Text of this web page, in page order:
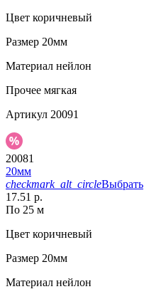
Цвет коричневый
Размер 20мм
Материал нейлон
Прочее мягкая
Артикул 20091
20081
20мм
checkmark_alt_circleВыбрать
17.51 р.
По 25 м
Цвет коричневый
Размер 20мм
Материал нейлон